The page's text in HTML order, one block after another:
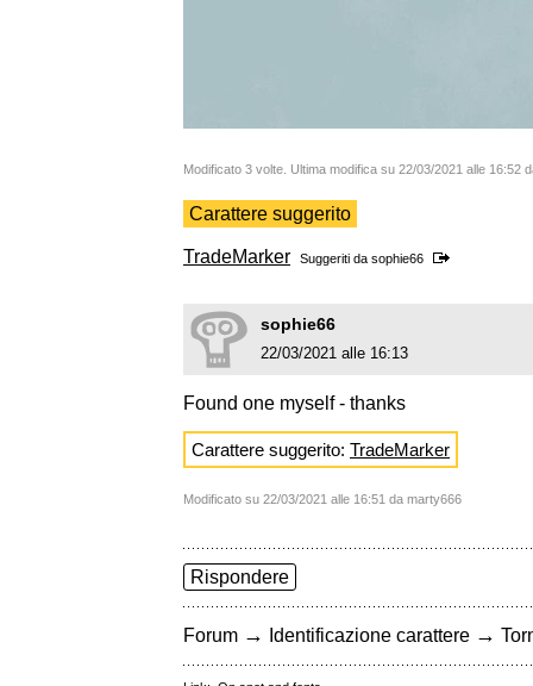
Modificato 3 volte. Ultima modifica su 22/03/2021 alle 16:52
Carattere suggerito
TradeMarker Suggeriti da sophie66
sophie66
22/03/2021 alle 16:13
Found one myself - thanks
Carattere suggerito: TradeMarker
Modificato su 22/03/2021 alle 16:51 da marty666
Rispondere
Forum → Identificazione carattere →